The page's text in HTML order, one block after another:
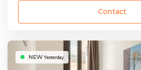
Contact
NEW Yesterday